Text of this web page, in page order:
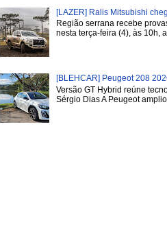
[LAZER] Ralis Mitsubishi
Região serrana recebe
nesta terça-feira (4), às 10h,
[BLEHCAR] Peugeot 208
Versão GT Hybrid reúne
Sérgio Dias A Peugeot